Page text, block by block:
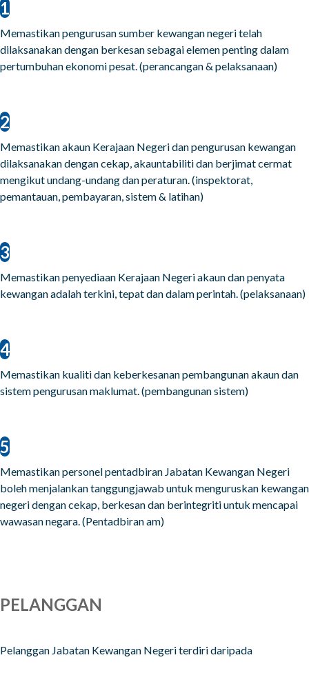
1
Memastikan pengurusan sumber kewangan negeri telah
dilaksanakan dengan berkesan sebagai elemen penting dalam
pertumbuhan ekonomi pesat. (perancangan & pelaksanaan)
2
Memastikan akaun Kerajaan Negeri dan pengurusan kewangan
dilaksanakan dengan cekap, akauntabiliti dan berjimat cermat
mengikut undang-undang dan peraturan. (inspektorat,
pemantauan, pembayaran, sistem & latihan)
3
Memastikan penyediaan Kerajaan Negeri akaun dan penyata
kewangan adalah terkini, tepat dan dalam perintah. (pelaksanaan)
4
Memastikan kualiti dan keberkesanan pembangunan akaun dan
sistem pengurusan maklumat. (pembangunan sistem)
5
Memastikan personel pentadbiran Jabatan Kewangan Negeri
boleh menjalankan tanggungjawab untuk menguruskan kewangan
negeri dengan cekap, berkesan dan berintegriti untuk mencapai
wawasan negara. (Pentadbiran am)
PELANGGAN
Pelanggan Jabatan Kewangan Negeri terdiri daripada